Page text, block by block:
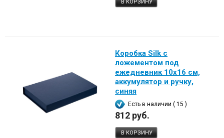
В КОРЗИНУ
Коробка Silk с
ложементом под
ежедневник 10x16 см,
аккумулятор и ручку,
синяя
Есть в наличии ( 15 )
812 руб.
В КОРЗИНУ